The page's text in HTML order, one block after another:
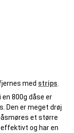
med strips
en 800g dåse er
Den er meget drøj
et større
og har en